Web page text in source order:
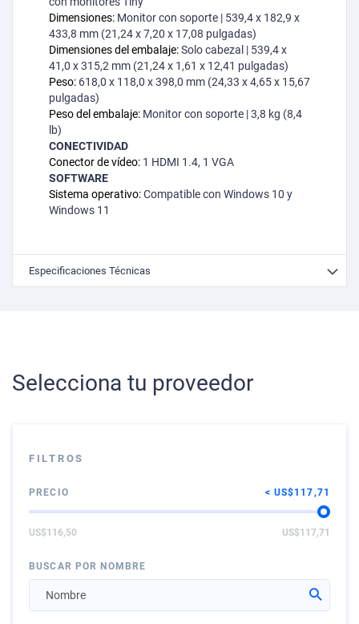
Dimensiones: Monitor con soporte | 539,4 x 182,9 x
433,8 mm (21,24 x 7,20 x 17,08 pulgadas)
Dimensiones del embalaje:Solo cabezal | 539,4 x
41,0 x 315,2 mm (21,24 x 1,61 x 12,41 pulgadas)
Peso: 618,0 x 118,0 x 398,0 mm (24,33 x 4,65 x 15,67
pulgadas)
Peso del embalaje: Monitor con soporte | 3,8 kg (8,4
lb)
CONECTIVIDAD
Conector de vídeo: 1 HDMI 1.4, 1 VGA
SOFTWARE
Sistema operativo:Compatible con Windows 10 y
Windows 11
Especificaciones Técnicas
Selecciona tu proveedor
FILTROS
PRECIO US$117,71
US$116,50 US$117,71
BUSCAR POR NOMBRE